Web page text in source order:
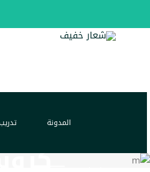
العربية هل لديكِ استفسار؟ اتصلي
المدونة